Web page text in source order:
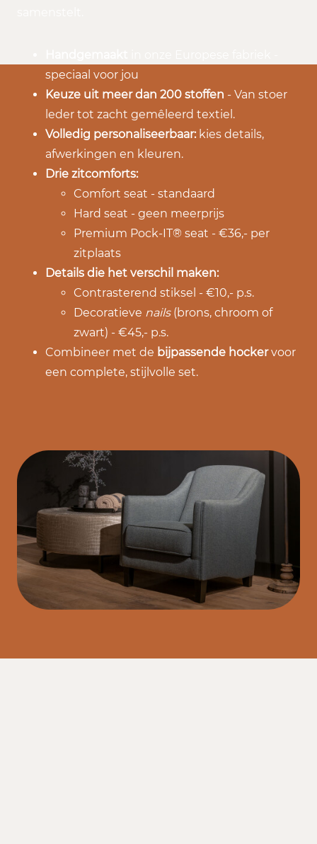
speciaal voor jou
Keuze uit meer dan 200 stoffen - Van stoer
leder tot zacht gemêleerd textiel.
Volledig personaliseerbaar:kies details,
afwerkingen en kleuren.
Drie zitcomforts:
Comfort seat - standaard
Hard seat - geen meerprijs
Premium Pock-IT® seat - €36,- per
zitplaats
Details die het verschil maken:
Contrasterend stiksel - €10,- p.s.
Decoratieve nails(brons, chroom of
zwart) - €45,- p.s.
Combineer met de bijpassende hockervoor
een complete, stijlvolle set.